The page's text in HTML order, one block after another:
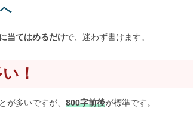
当てはめるだけで、迷わず書けます。
！
が多いですが、 800字前後が標準です。